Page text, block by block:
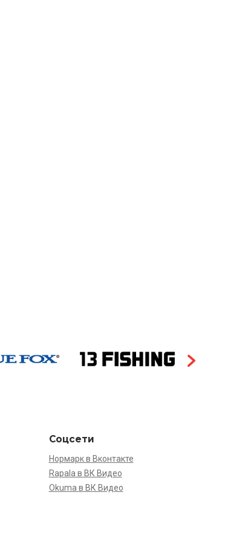
Соцсети
Нормарк в Вконтакте
Rapala в ВК Видео
Okuma в ВК Видео